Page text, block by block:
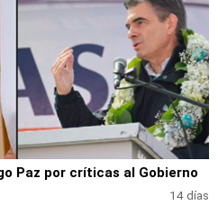
Paz por críticas al Gobierno
14 días